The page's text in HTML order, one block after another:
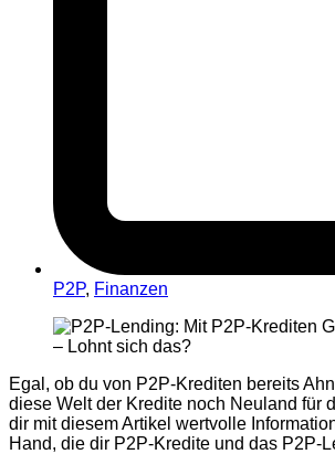
P2P, Finanzen
Egal, ob du von P2P-Krediten bereits
diese Welt der Kredite noch Neuland für
dir mit diesem Artikel wertvolle
Hand, die dir P2P-Kredite und das P2P-